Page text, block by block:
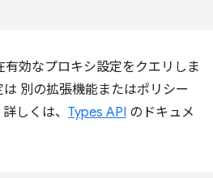
効なプロキシ設定をクエリしま
別の拡張機能またはポリシー
しくは、 Types API のドキュメ